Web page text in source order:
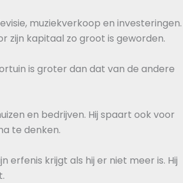
muziekverkoop en investeringen.
zijn kapitaal zo groot is geworden.
is groter dan dat van de andere
en bedrijven. Hij spaart ook voor
te denken.
erfenis krijgt als hij er niet meer is. Hij